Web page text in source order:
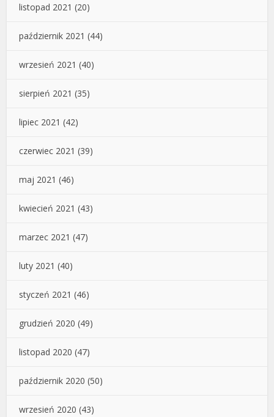
listopad 2021 (20)
październik 2021 (44)
wrzesień 2021 (40)
sierpień 2021 (35)
lipiec 2021 (42)
czerwiec 2021 (39)
maj 2021 (46)
kwiecień 2021 (43)
marzec 2021 (47)
luty 2021 (40)
styczeń 2021 (46)
grudzień 2020 (49)
listopad 2020 (47)
październik 2020 (50)
wrzesień 2020 (43)